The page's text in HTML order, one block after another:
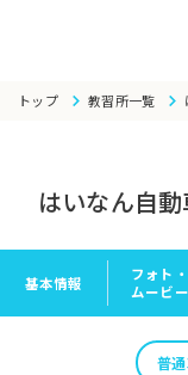
トップ 教習所一覧
はいなん自
基本情報
フォト・
ムービー
普